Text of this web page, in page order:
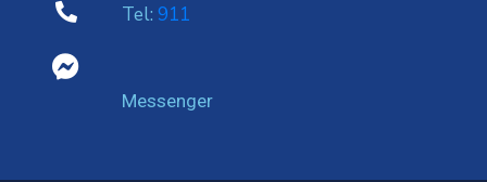
Tel: 911
Messenger